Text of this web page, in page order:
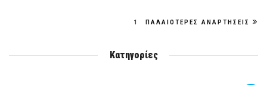
1 ΠΑΛΑΙΌΤΕΡΕΣ ΑΝΑΡΤΉΣΕΙΣ
Κατηγορίες